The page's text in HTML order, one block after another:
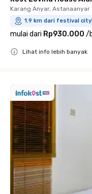
Karang Anyar, Astanaanyar
1.9 km dari festival
mulai dari Rp930.000 /
Lihat info lebih banyak